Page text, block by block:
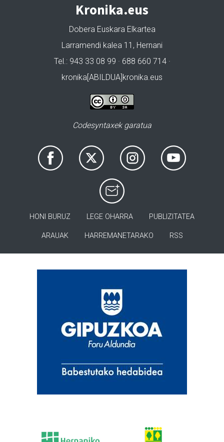
Kronika.eus
Dobera Euskara Elkartea
Larramendi kalea 11, Hernani
Tel.: 943 33 08 99 · 688 660 714 ·
kronika[ABILDUA]kronika.eus
Codesyntaxek garatua
HONI BURUZ LEGE OHARRA PUBLIZITATEA
ARAUAK HARREMANETARAKO RSS